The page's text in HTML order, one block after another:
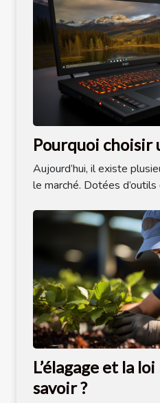
Pourquoi choisir
Aujourd’hui, il existe
le marché. Dotées d’outils
L’élagage et la
savoir ?